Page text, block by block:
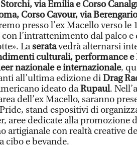
via Emilia e Corso
Corso Cavour, via
presso l’ex Macello verso
con l’intrattenimento dal palco
Laseratavedrà alternarsi
culturali, performance e
nazionale e internazionale,
all’ultima edizione diDrag
ideato daRupaul.
dell’ex Macello, saranno
stand espositivi di
aree dedicate alla promozione
artigianale con realtà creative
cibo e bevande.